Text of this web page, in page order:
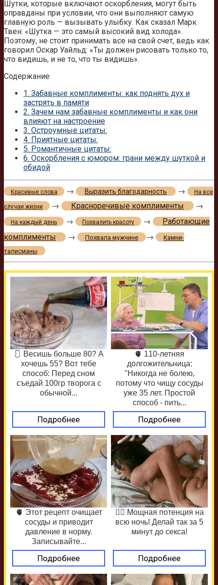
Шутки, которые включают оскорбления, могут быть
оправданы при условии, что они выполняют самую
главную роль — вызывать улыбку. Как сказал Марк
Твен: «Шутка — это самый высокий вид холода».
Поэтому, не стоит принимать все на свой счет, ведь как
говорил Оскар Уайльд: «Ты должен рисовать только то,
что видишь, и не то, что ты видишь».
Содержание
1. Забавные комплименты: как поднять дух и
застрять в памяти
2. Зачем нам забавные комплименты и как они
влияют на настроение
3. Остроумные цитаты:
4. Приятные цитаты:
5. Романтичные цитаты:
6. Оскорбления с юмором: грани между шуткой и
обидой
Красивые слова → Выразить благодарность → На все
случаи жизни → Красноречивые комплименты →
На каждый день → Похвалить красоту →
Работающие
комплименты
→ Похвала мужчине →
Камни-
талисманы
🩱 Весишь больше 80? А
хочешь 55? Вот тебе
способ: Перед сном
съедай 100гр творога с
обычной...
Подробнее
🫀 110-летняя
долгожительница:
"Никогда не болею,
потому что чищу сосуды
уже 35 лет. Простой
способ - пить...
Подробнее
🫀 Этот рецепт очищает
сосуды и приводит
давление в норму.
Записывайте...
Подробнее
❤️‍🔥 Мощная потенция на
всю ночь! Делай так за 5
минут до секса!
Подробнее